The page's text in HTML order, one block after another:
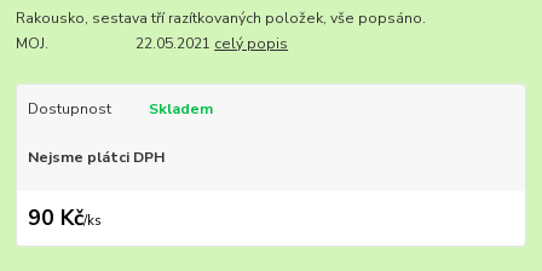
Rakousko, sestava tří razítkovaných položek, vše popsáno.
MOJ. 22.05.2021 celý popis
Dostupnost Skladem
Nejsme plátci DPH
90 Kč/ks